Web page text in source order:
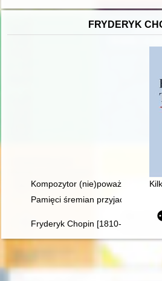
FRYDERYK
Kompozytor (nie)poważny.
Pamięci śremian przyjaciół
Fryderyk Chopin [1810-1949]